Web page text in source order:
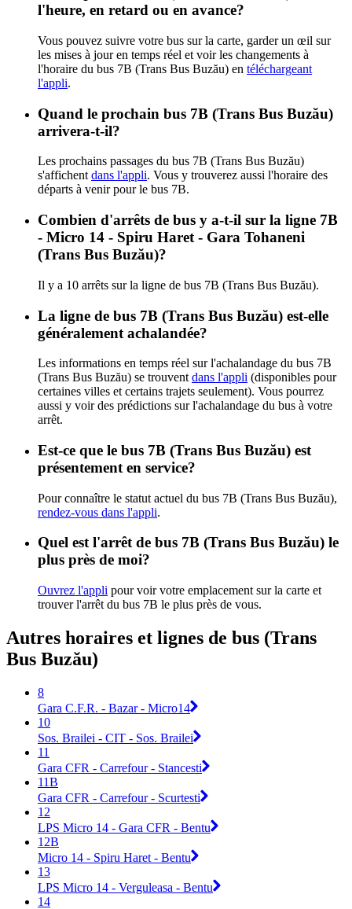
l'heure, en retard ou en avance?
Vous pouvez suivre votre bus sur la carte, garder un œil sur
les mises à jour en temps réel et voir les changements à
l'horaire du bus 7B (Trans Bus Buzău) en téléchargeant
l'appli.
Quand le prochain bus 7B (Trans Bus Buzău)
arrivera-t-il?
Les prochains passages du bus 7B (Trans Bus Buzău)
s'affichent dans l'appli. Vous y trouverez aussi l'horaire des
départs à venir pour le bus 7B.
Combien d'arrêts de bus y a-t-il sur la ligne 7B
- Micro 14 - Spiru Haret - Gara Tohaneni
(Trans Bus Buzău)?
Il y a 10 arrêts sur la ligne de bus 7B (Trans Bus Buzău).
La ligne de bus 7B (Trans Bus Buzău) est-elle
généralement achalandée?
Les informations en temps réel sur l'achalandage du bus 7B
(Trans Bus Buzău) se trouvent dans l'appli (disponibles pour
certaines villes et certains trajets seulement). Vous pourrez
aussi y voir des prédictions sur l'achalandage du bus à votre
arrêt.
Est-ce que le bus 7B (Trans Bus Buzău) est
présentement en service?
Pour connaître le statut actuel du bus 7B (Trans Bus Buzău),
rendez-vous dans l'appli.
Quel est l'arrêt de bus 7B (Trans Bus Buzău) le
plus près de moi?
Ouvrez l'appli pour voir votre emplacement sur la carte et
trouver l'arrêt du bus 7B le plus près de vous.
Autres horaires et lignes de bus (Trans
Bus Buzău)
8
Gara C.F.R. - Bazar - Micro14
10
Sos. Brailei - CIT - Sos. Brailei
11
Gara CFR - Carrefour - Stancesti
11B
Gara CFR - Carrefour - Scurtesti
12
LPS Micro 14 - Gara CFR - Bentu
12B
Micro 14 - Spiru Haret - Bentu
13
LPS Micro 14 - Verguleasa - Bentu
14